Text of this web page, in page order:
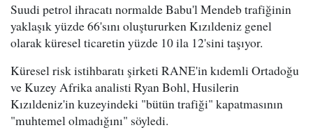
Suudi petrol ihracatı normalde Babu'l Mendeb trafiğinin
yaklaşık yüzde 66'sını oluştururken Kızıldeniz genel
olarak küresel ticaretin yüzde 10 ila 12'sini taşıyor.
Küresel risk istihbaratı şirketi RANE'in kıdemli Ortadoğu
ve Kuzey Afrika analisti Ryan Bohl, Husilerin
Kızıldeniz'in kuzeyindeki "bütün trafiği" kapatmasının
"muhtemel olmadığını" söyledi.